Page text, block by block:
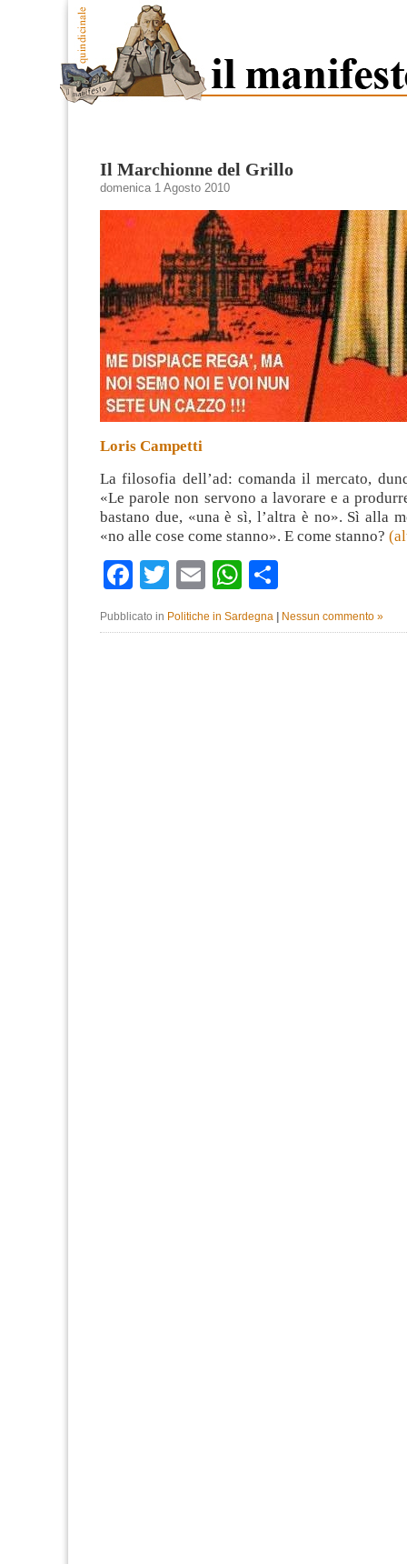
Il Marchionne del Grillo
domenica 1 Agosto 2010
Loris Campetti
La filosofia dell’ad: comanda il mercato,
«Le parole non servono a lavorare e a
bastano due, «una è sì, l’altra è no». Sì alla
«no alle cose come stanno». E come stanno?
Facebook
TwitterEmailWhatsApp
Pubblicato in Politiche in Sardegna Nessun commento »